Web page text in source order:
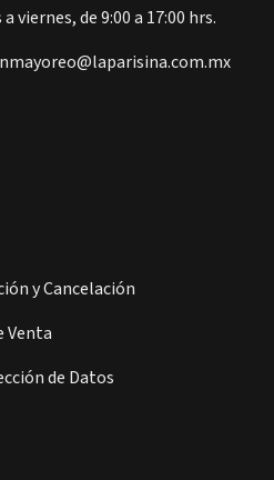
viernes, de 9:00 a 17:00 hrs.
y Cancelación
Venta
de Datos